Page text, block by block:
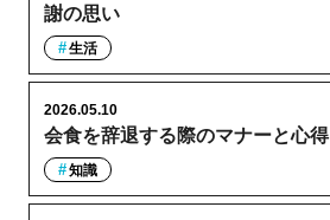
謝の思い
生活
会食を辞退する際のマナーと心得
2026.05.10
知識